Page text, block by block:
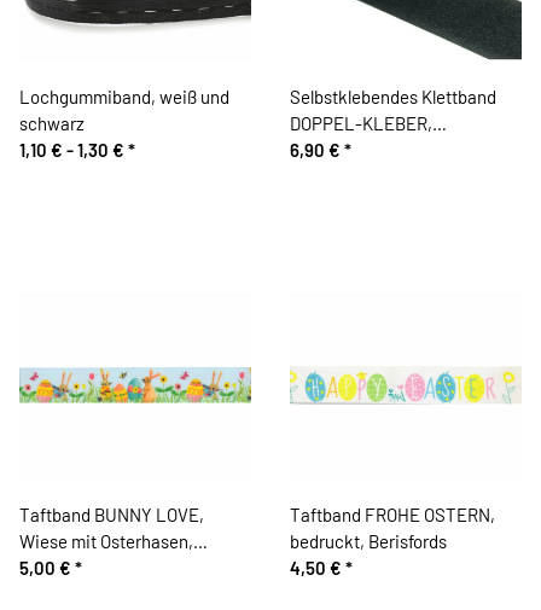
Lochgummiband, weiß und
schwarz
1,10 € -1,30 € *
Selbstklebendes Klettband
DOPPEL-KLEBER,
permanent, 20 mm, weiß und
6,90 € *
Taftband BUNNY LOVE,
Wiese mit Osterhasen,
bedruckt, Berisfords
5,00 € *
Taftband FROHE OSTERN,
bedruckt, Berisfords
4,50 € *